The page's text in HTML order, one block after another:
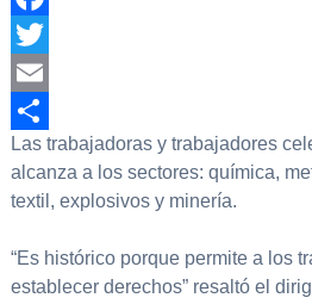
Facebook
Twitter
Email
Compartir
Las trabajadoras y trabajadores
alcanza a los sectores: química,
textil, explosivos y minería.
“Es histórico porque permite a los
establecer derechos” resaltó el